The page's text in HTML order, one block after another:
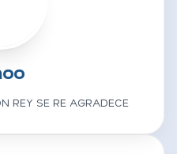
REY SE RE AGRADECE